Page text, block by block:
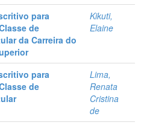
para
de
da Carreira do
Kikuti,
Elaine
para
de
Lima,
Renata
Cristina
de